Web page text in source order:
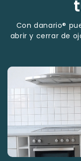
Con danario®
abrir y cerrar de